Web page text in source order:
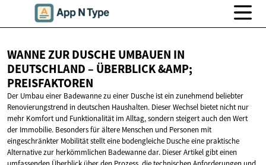
WANNE ZUR DUSCHE UMBAUEN IN
DEUTSCHLAND – ÜBERBLICK&AMP;
PREISFAKTOREN
Der Umbau einer Badewanne zu einer Dusche ist ein zunehmend beliebter
Renovierungstrend in deutschen Haushalten. Dieser Wechsel bietet nicht nur
mehr Komfort und Funktionalität im Alltag, sondern steigert auch den Wert
der Immobilie. Besonders für ältere Menschen und Personen mit
eingeschränkter Mobilität stellt eine bodengleiche Dusche eine praktische
Alternative zur herkömmlichen Badewanne dar. Dieser Artikel gibt einen